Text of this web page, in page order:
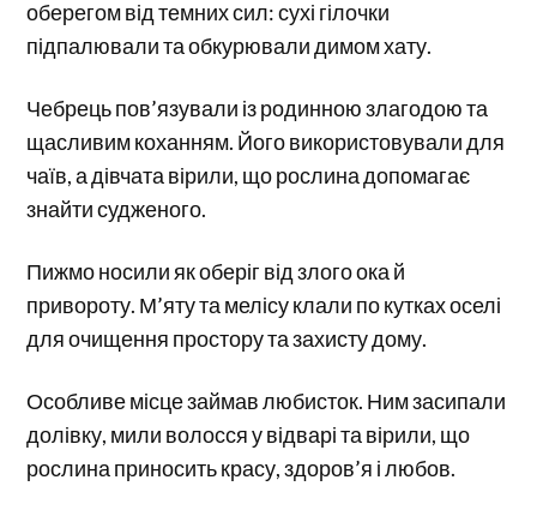
оберегом від темних сил: сухі гілочки
підпалювали та обкурювали димом хату.
Чебрець пов’язували із родинною злагодою та
щасливим коханням. Його використовували для
чаїв, а дівчата вірили, що рослина допомагає
знайти судженого.
Пижмо носили як оберіг від злого ока й
привороту. М’яту та мелісу клали по кутках оселі
для очищення простору та захисту дому.
Особливе місце займав любисток. Ним засипали
долівку, мили волосся у відварі та вірили, що
рослина приносить красу, здоров’я і любов.